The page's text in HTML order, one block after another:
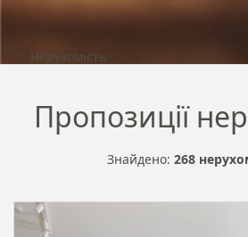
Нерухомість
Пропозиції
Знайдено: 268